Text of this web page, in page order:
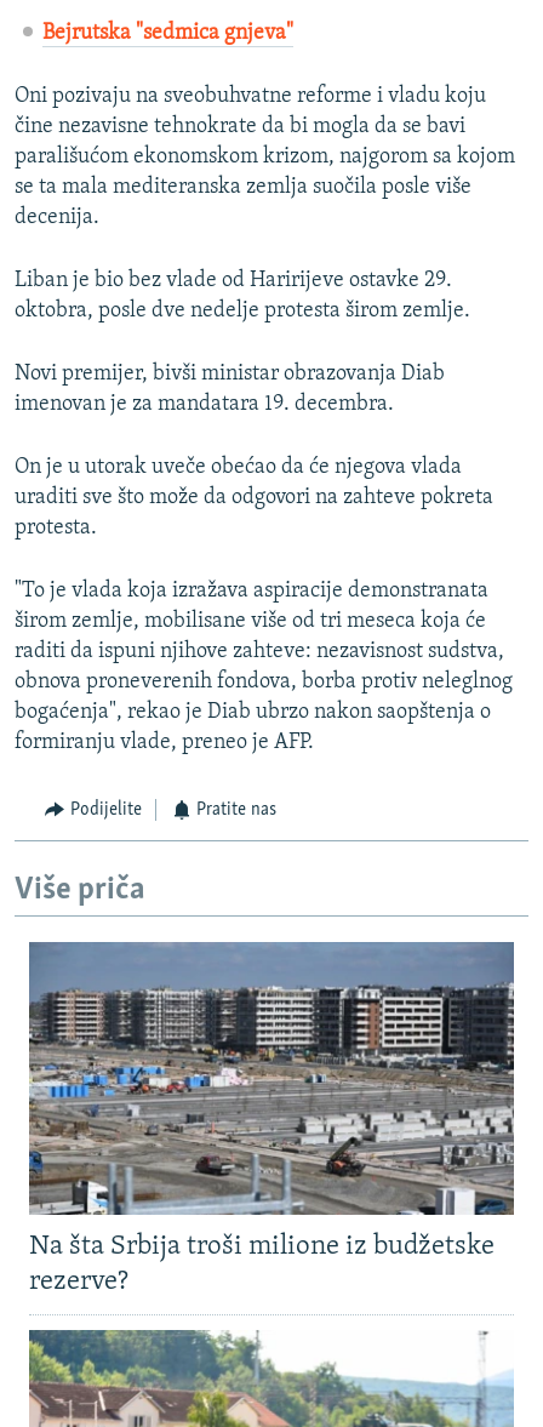
Bejrutska "sedmica gnjeva"
Oni pozivaju na sveobuhvatne reforme i vladu koju
čine nezavisne tehnokrate da bi mogla da se bavi
parališućom ekonomskom krizom, najgorom sa kojom
se ta mala mediteranska zemlja suočila posle više
decenija.
Liban je bio bez vlade od Haririjeve ostavke 29.
oktobra, posle dve nedelje protesta širom zemlje.
Novi premijer, bivši ministar obrazovanja Diab
imenovan je za mandatara 19. decembra.
On je u utorak uveče obećao da će njegova vlada
uraditi sve što može da odgovori na zahteve pokreta
protesta.
"To je vlada koja izražava aspiracije demonstranata
širom zemlje, mobilisane više od tri meseca koja će
raditi da ispuni njihove zahteve: nezavisnost sudstva,
obnova proneverenih fondova, borba protiv neleglnog
bogaćenja", rekao je Diab ubrzo nakon saopštenja o
formiranju vlade, preneo je AFP.
Podijelite Pratite nas
Više priča
Na šta Srbija troši milione iz budžetske
rezerve?